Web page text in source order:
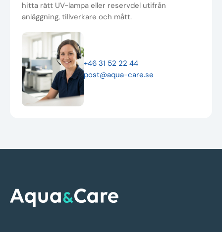
hitta rätt UV-lampa eller reservdel utifrån
anläggning, tillverkare och mått.
+46 31 52 22 44
post@aqua-care.se